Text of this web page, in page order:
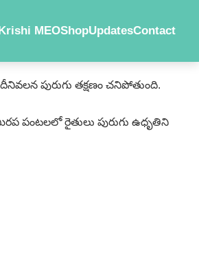
MEOShopUpdatesContact
పురుగు తక్షణం చనిపోతుంది.
పంటలలో రైతులు పురుగు ఉధృతిని